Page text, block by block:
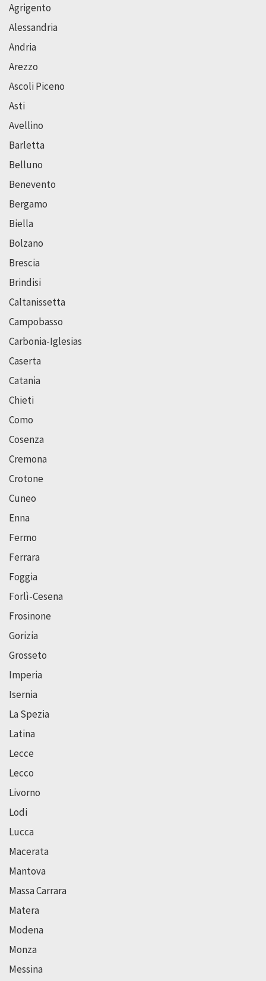
Agrigento
Alessandria
Andria
Arezzo
Ascoli Piceno
Asti
Avellino
Barletta
Belluno
Benevento
Bergamo
Biella
Bolzano
Brescia
Brindisi
Caltanissetta
Campobasso
Carbonia-Iglesias
Caserta
Catania
Chieti
Como
Cosenza
Cremona
Crotone
Cuneo
Enna
Fermo
Ferrara
Foggia
Forlì-Cesena
Frosinone
Gorizia
Grosseto
Imperia
Isernia
La Spezia
Latina
Lecce
Lecco
Livorno
Lodi
Lucca
Macerata
Mantova
Massa Carrara
Matera
Modena
Monza
Messina